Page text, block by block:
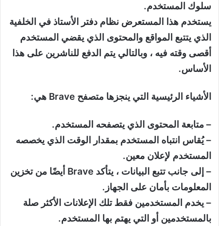
سلوك المستخدم.
يستخدم هذا المستعرض نظام دفتر الأستاذ في الخلفية
الذي يتتبع المواقع والمحتوى الذي يقضي المستخدم
أقصى وقته فيه ، وبالتالي يتم الدفع للناشرين على هذا
الأساس.
الأشياء الرئيسية التي ينجزها متصفح Brave هي:
– متابعة المحتوى الذي يتصفحه المستخدم.
– يُقاس انتباه المستخدم بمقدار الوقت الذي يخصصه
المستخدم لإعلان معين.
– إلى جانب تتبع البيانات ، يتأكد Brave أيضًا من تخزين
المعلومات بأمان على الجهاز.
– يخدم المستخدمين فقط تلك الإعلانات الأكثر صلة
بالمستخدمين أو التي يهتم بها المستخدم.